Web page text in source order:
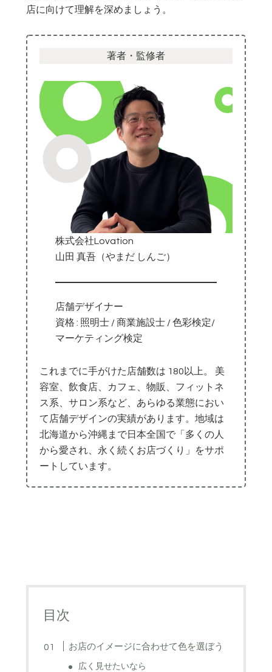
店に向けて理解を深めましょう。
著者・監修者
株式会社Lovation
山田 真吾（やまだ しんご）
店舗デザイナー
資格 : 照明士 / 商業施設士 / 色彩検定/
マーケティング検定
これまでに手がけた店舗数は 180以上。 美
容室、飲食店、カフェ、物販、フィットネ
ス系、サロン系など、あらゆる業態におい
て店舗デザインの実績があります。地域は
北海道から沖縄まで日本全国で「多くの人
から愛され、永く続くお店づくり」をサポ
ートしています。
目次
お店のイメージに合わせて色を選ぼう
広く見せたいなら